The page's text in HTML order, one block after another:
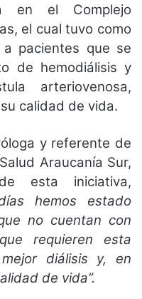
en el Complejo
el cual tuvo como
pacientes que se
de hemodiálisis y
arteriovenosa,
calidad de vida.
y referente de
Araucanía Sur,
esta iniciativa,
hemos estado
no cuentan con
requieren esta
diálisis y, en
de vida”.